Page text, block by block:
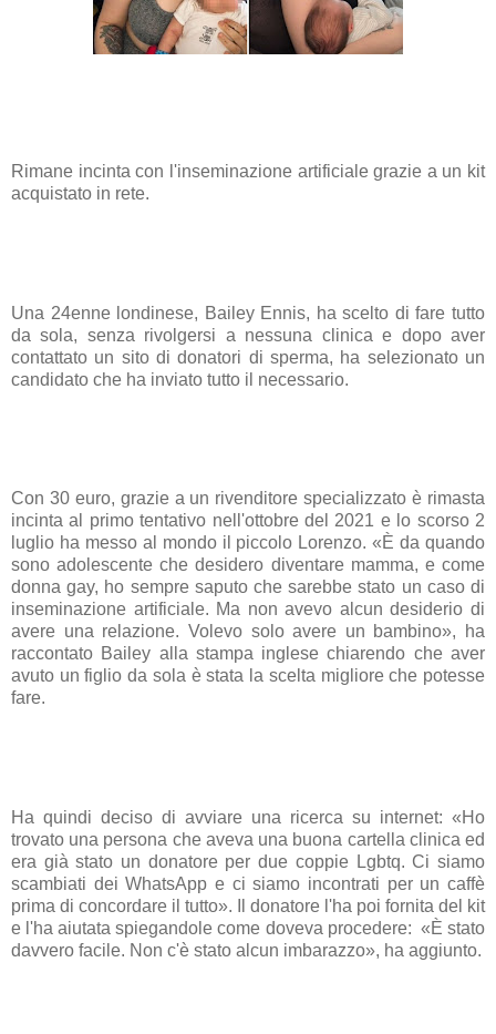
Rimane incinta con l'inseminazione artificiale grazie a un kit
acquistato in rete.
Una 24enne londinese, Bailey Ennis, ha scelto di fare tutto
da sola, senza rivolgersi a nessuna clinica e dopo aver
contattato un sito di donatori di sperma, ha selezionato un
candidato che ha inviato tutto il necessario.
Con 30 euro, grazie a un rivenditore specializzato è rimasta
incinta al primo tentativo nell'ottobre del 2021 e lo scorso 2
luglio ha messo al mondo il piccolo Lorenzo. «È da quando
sono adolescente che desidero diventare mamma, e come
donna gay, ho sempre saputo che sarebbe stato un caso di
inseminazione artificiale. Ma non avevo alcun desiderio di
avere una relazione. Volevo solo avere un bambino», ha
raccontato Bailey alla stampa inglese chiarendo che aver
avuto un figlio da sola è stata la scelta migliore che potesse
fare.
Ha quindi deciso di avviare una ricerca su internet: «Ho
trovato una persona che aveva una buona cartella clinica ed
era già stato un donatore per due coppie Lgbtq. Ci siamo
scambiati dei WhatsApp e ci siamo incontrati per un caffè
prima di concordare il tutto». Il donatore l'ha poi fornita del kit
e l'ha aiutata spiegandole come doveva procedere: «È stato
davvero facile. Non c'è stato alcun imbarazzo», ha aggiunto.